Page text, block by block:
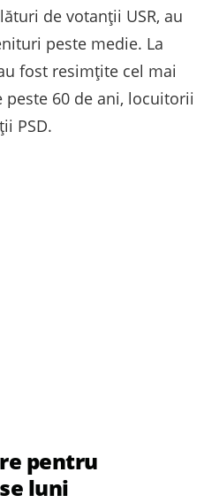
de votanții USR, au
peste medie. La
fost resimțite cel mai
peste 60 de ani, locuitorii
PSD.
pentru
luni